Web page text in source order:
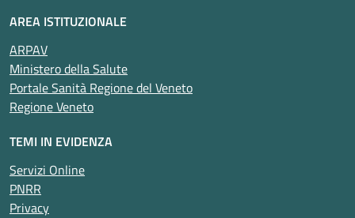
AREA ISTITUZIONALE
ARPAV
Ministero della Salute
Portale Sanità Regione del Veneto
Regione Veneto
TEMI IN EVIDENZA
Servizi Online
PNRR
Privacy